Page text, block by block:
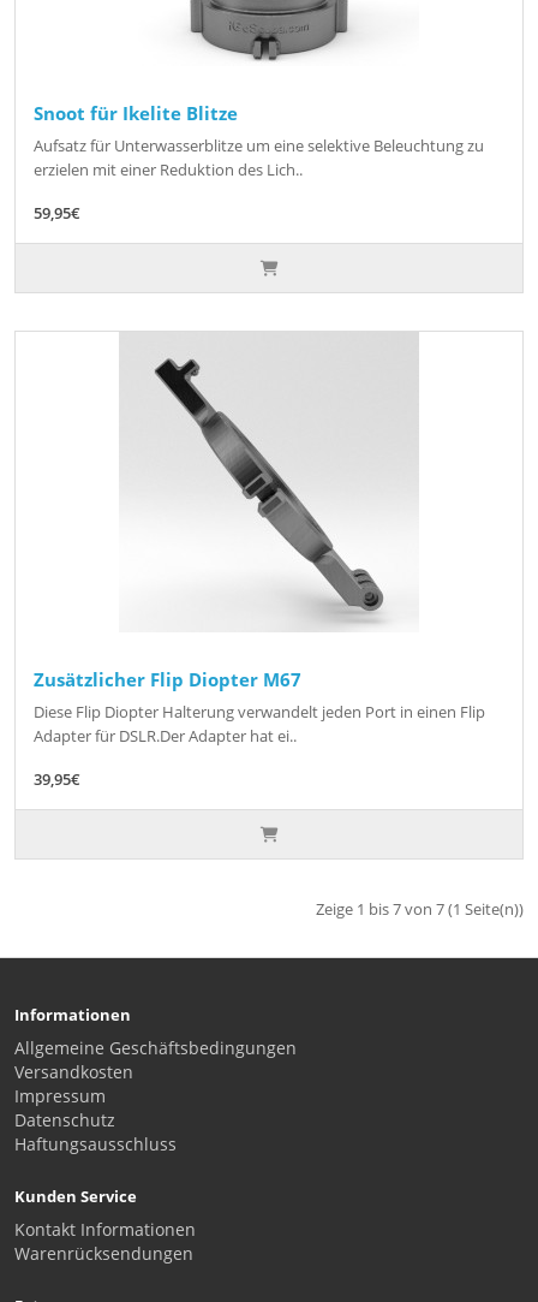
Snoot für Ikelite Blitze
Aufsatz für Unterwasserblitze um eine selektive Beleuchtung zu
erzielen mit einer Reduktion des Lich..
59,95€
Zusätzlicher Flip Diopter M67
Diese Flip Diopter Halterung verwandelt jeden Port in einen Flip
Adapter für DSLR.Der Adapter hat ei..
39,95€
Zeige 1 bis 7 von 7 (1 Seite(n))
Informationen
Allgemeine Geschäftsbedingungen
Versandkosten
Impressum
Datenschutz
Haftungsausschluss
Kunden Service
Kontakt Informationen
Warenrücksendungen